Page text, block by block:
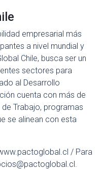
empresarial más
a nivel mundial y
Chile, busca ser un
sectores para
al Desarrollo
cuenta con más de
Trabajo, programas
se alinean con esta
/ Para
.